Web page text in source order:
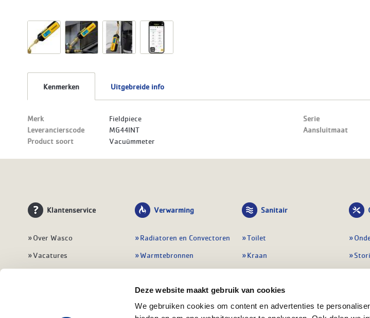
Deze website maakt gebruik van cookies
We gebruiken cookies om content en advertenties te
Kenmerken Uitgebreide info
Merk
Fieldpiece
Leverancierscode
MG44INT
Product soort
Vacuümmeter
Serie
Aansluitmaat
Klantenservice
Over Wasco
Vacatures
Verwarming
Radiatoren en Convectoren
Warmtebronnen
Vloerverwarming
Leidingwerk
Sanitair
Toilet
Kraan
Wastafel
Badmeubel